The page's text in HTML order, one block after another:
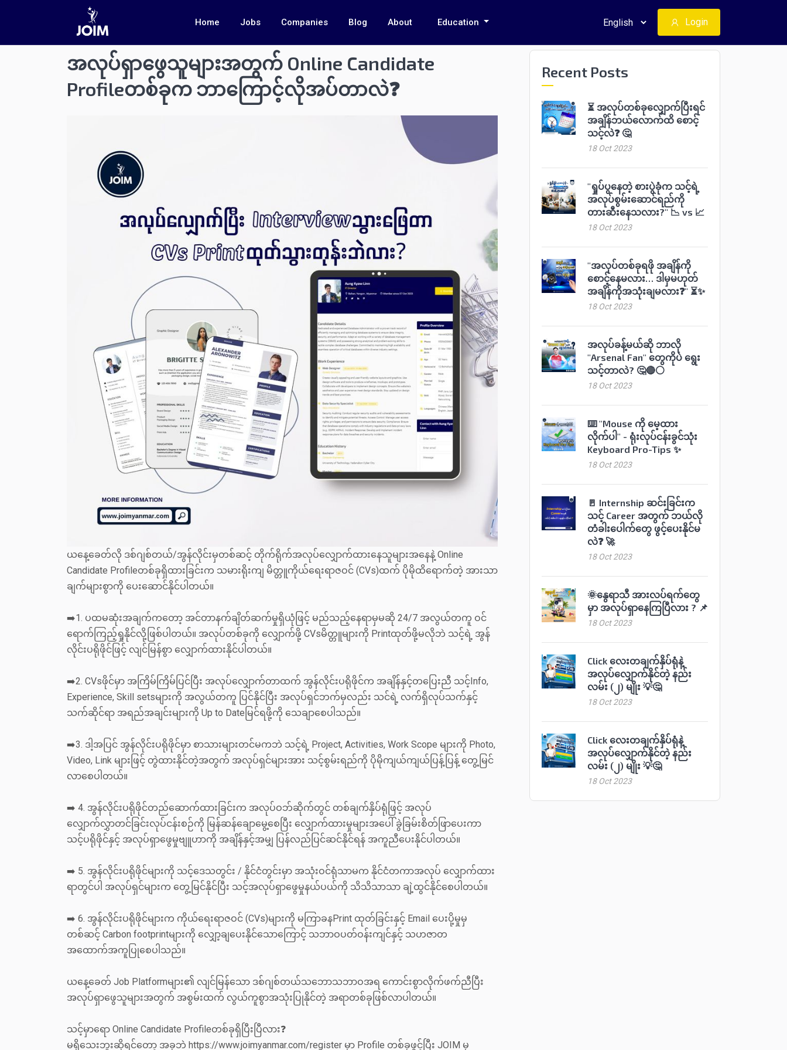
Home Jobs Companies Blog About Education Login
အလုပ်ရှာဖွေသူများအတွက် Online Candidate
Profileတစ်ခုက ဘာကြောင့်လိုအပ်တာလဲ❓
ယနေ့ခေတ်လို ဒစ်ဂျစ်တယ်/အွန်လိုင်းမှတစ်ဆင့် တိုက်ရိုက်အလုပ်လျှောက်ထားနေသူများအနေနဲ့ Online
Candidate Profileတစ်ခုရှိထားခြင်းက သမားရိုးကျ မိတ္တူကိုယ်ရေးရာဇဝင် (CVs)ထက် ပိုမိုထိရောက်တဲ့ အားသာ
ချက်များစွာကို ပေးဆောင်နိုင်ပါတယ်။
➡️1. ပထမဆုံးအချက်ကတော့ အင်တာနက်ချိတ်ဆက်မှုရှိယုံဖြင့် မည်သည့်နေရာမှမဆို 24/7 အလွယ်တကူ ဝင်
ရောက်ကြည့်ရှုနိုင်လို့ဖြစ်ပါတယ်။ အလုပ်တစ်ခုကို လျှောက်ဖို့ CVsမိတ္တူများကို Printထုတ်ဖို့မလိုဘဲ သင့်ရဲ့ အွန်
လိုင်းပရိုဖိုင်ဖြင့် လျင်မြန်စွာ လျှောက်ထားနိုင်ပါတယ်။
➡️2. CVsဖိုင်မှာ အကြိမ်ကြိမ်ပြင်ပြီး အလုပ်လျှောက်တာထက် အွန်လိုင်းပရိုဖိုင်က အချိန်နှင့်တပြေးညီ သင့်Info,
Experience, Skill setsများကို အလွယ်တကူ ပြင်နိုင်ပြီး အလုပ်ရှင်ဘက်မှလည်း သင်ရဲ့ လက်ရှိလုပ်သက်နှင့်
သက်ဆိုင်ရာ အရည်အချင်းများကို Up to Dateမြင်ရဖို့ကို သေချာစေပါသည်။
➡️3. ဒါ့အပြင် အွန်လိုင်းပရိုဖိုင်မှာ စာသားများတင်မကဘဲ သင့်ရဲ့ Project, Activities, Work Scope များကို Photo,
Video, Link များဖြင့် တွဲထားနိုင်တဲ့အတွက် အလုပ်ရှင်များအား သင့်စွမ်းရည်ကို ပိုမိုကျယ်ကျယ်ပြန့်ပြန့် တွေ့မြင်
လာစေပါတယ်။
➡️ 4. အွန်လိုင်းပရိုဖိုင်တည်ဆောက်ထားခြင်းက အလုပ်ဝဘ်ဆိုက်တွင် တစ်ချက်နှိပ်ရုံဖြင့် အလုပ်
လျှောက်လွှာတင်ခြင်းလုပ်ငန်းစဉ်ကို မြန်ဆန်ချောမွေ့စေပြီး လျှောက်ထားမှုများအပေါ် ခွဲခြမ်းစိတ်ဖြာပေးကာ
သင့်ပရိုဖိုင်နှင့် အလုပ်ရှာဖွေမှုဗျူဟာကို အချိန်နှင့်အမျှ ပြန်လည်ပြင်ဆင်နိုင်ရန် အကူညီပေးနိုင်ပါတယ်။
➡️ 5. အွန်လိုင်းပရိုဖိုင်များကို သင့်ဒေသတွင်း / နိုင်ငံတွင်းမှာ အသုံးဝင်ရုံသာမက နိုင်ငံတကာအလုပ် လျှောက်ထား
ရာတွင်ပါ အလုပ်ရှင်များက တွေ့မြင်နိုင်ပြီး သင့်အလုပ်ရှာဖွေမှုနယ်ပယ်ကို သိသိသာသာ ချဲ့ထွင်နိုင်စေပါတယ်။
➡️ 6. အွန်လိုင်းပရိုဖိုင်များက ကိုယ်ရေးရာဇဝင် (CVs)များကို မကြာခနPrint ထုတ်ခြင်းနှင့် Email ပေးပို့မှုမှ
တစ်ဆင့် Carbon footprintများကို လျှော့ချပေးနိုင်သောကြောင့် သဘာဝပတ်ဝန်းကျင်နှင့် သဟဇာတ
အထောက်အကူပြုစေပါသည်။
ယနေ့ခေတ် Job Platformများ၏ လျင်မြန်သော ဒစ်ဂျစ်တယ်သဘောသဘာဝအရ ကောင်းစွာလိုက်ဖက်ညီပြီး
အလုပ်ရှာဖွေသူများအတွက် အစွမ်းထက် လွယ်ကူစွာအသုံးပြုနိုင်တဲ့ အရာတစ်ခုဖြစ်လာပါတယ်။
သင့်မှာရော Online Candidate Profileတစ်ခုရှိပြီးပြီလား❓
မရှိသေးဘူးဆိုရင်တော့ အခုဘဲ https://www.joimyanmar.com/register မှာ Profile တစ်ခုဖွင့်ပြီး JOIM မှ
Recent Posts
⏳ အလုပ်တစ်ခုလျှောက်ပြီးရင်
အချိန်ဘယ်လောက်ထိ စောင့်
သင့်လဲ❓ 🤔
18 Oct 2023
"ရှုပ်ပွနေတဲ့ စားပွဲခုံက သင့်ရဲ့
အလုပ်စွမ်းဆောင်ရည်ကို
တားဆီးနေသလား?" 📉 vs 📈
18 Oct 2023
"အလုပ်တစ်ခုရဖို အချိန်ကို
စောင့်နေမလား… ဒါမှမဟုတ်
အချိန်ကိုအသုံးချမလား❓" ⏳✨
18 Oct 2023
အလုပ်ခန့်မယ်ဆို ဘာလို
"Arsenal Fan" တွေကိုပဲ ရွေး
သင့်တာလဲ? 🤔🔴⚪️
18 Oct 2023
⌨️ "Mouse ကို မေ့ထား
လိုက်ပါ" - ရုံးလုပ်ငန်းခွင်သုံး
Keyboard Pro-Tips ✨
18 Oct 2023
🚪 Internship ဆင်းခြင်းက
သင့် Career အတွက် ဘယ်လို
တံခါးပေါက်တွေ ဖွင့်ပေးနိုင်မ
လဲ❓ 🚀
18 Oct 2023
🌞နွေရာသီ အားလပ်ရက်တွေ
မှာ အလုပ်ရှာနေကြပြီလား ? 📌
18 Oct 2023
Click လေးတချက်နှိပ်ရုံနဲ့
အလုပ်လျှောက်နိုင်တဲ့ နည်း
လမ်း (၂) မျိုး 💡🤔
18 Oct 2023
Click လေးတချက်နှိပ်ရုံနဲ့
အလုပ်လျှောက်နိုင်တဲ့ နည်း
လမ်း (၂) မျိုး 💡🤔
18 Oct 2023